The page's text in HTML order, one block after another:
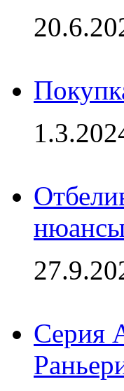
Серия